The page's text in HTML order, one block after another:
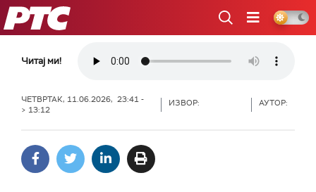
РТС
Читај ми!
ЧЕТВРТАК, 11.06.2026, 23:41 -
> 13:12
ИЗВОР: АУТОР: